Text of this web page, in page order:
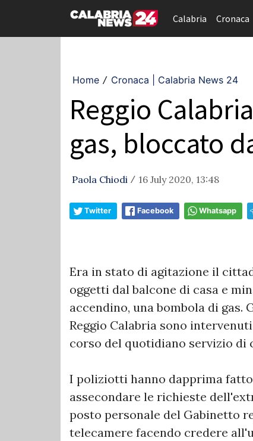
Calabria Cronaca
Home / Cronaca | Calabria News 24
Reggio
gas, bloccato
Paola Chiodi / 16 July 2020, 13:48
Twitter Facebook Whatsapp
Era in stato di agitazione il
oggetti dal balcone di casa e
accendino, una bombola di
Reggio Calabria sono
corso del quotidiano servizio
I poliziotti hanno dapprima
assecondare le richieste
posto personale del Gabinetto
telecamere facendo credere